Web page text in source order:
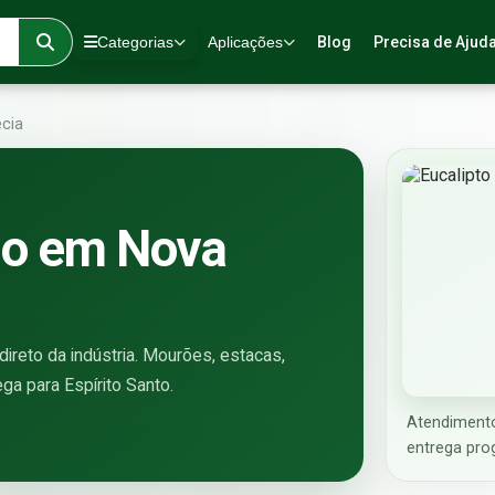
Categorias Aplicações Blog Precisa de
em Nova
da indústria. Mourões, estacas,
para Espírito Santo.
entrega